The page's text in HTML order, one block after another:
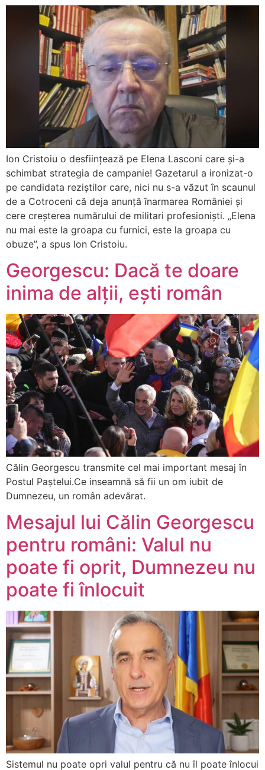
Ion Cristoiu o desființează pe Elena Lasconi care și-a
schimbat strategia de campanie! Gazetarul a ironizat-o
pe candidata reziștilor care, nici nu s-a văzut în scaunul
de a Cotroceni că deja anunță înarmarea României și
cere creșterea numărului de militari profesioniști. „Elena
nu mai este la groapa cu furnici, este la groapa cu
obuze”, a spus Ion Cristoiu.
Georgescu: Dacă te doare
inima de alții, ești român
Călin Georgescu transmite cel mai important mesaj în
Postul Paștelui.Ce inseamnă să fii un om iubit de
Dumnezeu, un român adevărat.
Mesajul lui Călin Georgescu
pentru români: Valul nu
poate fi oprit, Dumnezeu nu
poate fi înlocuit
Sistemul nu poate opri valul pentru că nu îl poate înlocui